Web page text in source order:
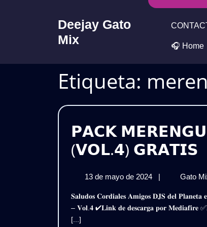
Deejay Gato
Mix
🎧 Home
Etiqueta:
𝗣𝗔𝗖𝗞
(𝗩𝗢𝗟.𝟰) 𝗚𝗥𝗔𝗧𝗜𝗦
13 de mayo de 2024
13
mayo
de
| Gato
𝐒𝐚𝐥𝐮𝐝𝐨𝐬 𝐂𝐨𝐫𝐝𝐢𝐚𝐥𝐞𝐬 𝐀𝐦𝐢𝐠𝐨𝐬 𝐃𝐉𝐒 𝐝𝐞𝐥 𝐏𝐥𝐚𝐧𝐞𝐭𝐚 𝐞𝐧𝐭𝐞𝐫𝐨𝐀𝐪𝐮𝐢 𝐥𝐞𝐬 𝐓𝐫𝐚𝐢𝐠𝐨 𝐞𝐬𝐭𝐞 𝐒𝐮𝐩𝐞𝐫 𝐏𝐚𝐜𝐤𝐌𝐞𝐫𝐞𝐧𝐠𝐮𝐞 – 𝐈𝐧𝐭𝐫𝐨 𝐎𝐮𝐭𝐫𝐨 𝟐𝟎𝟐𝟒
– 𝐕𝐨𝐥.𝟒 ✔𝐋𝐢𝐧𝐤 𝐝𝐞 𝐝𝐞𝐬𝐜𝐚𝐫𝐠𝐚 𝐩𝐨𝐫
[...]